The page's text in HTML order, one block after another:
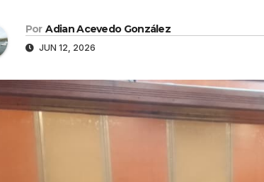
Por Adian Acevedo González
JUN 12, 2026